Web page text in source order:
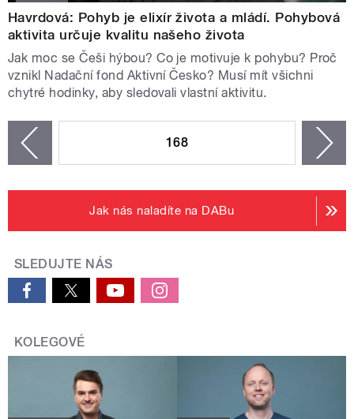
Havrdová: Pohyb je elixír života a mládí. Pohybová
aktivita určuje kvalitu našeho života
Jak moc se Češi hýbou? Co je motivuje k pohybu? Proč
vznikl Nadační fond Aktivní Česko? Musí mít všichni
chytré hodinky, aby sledovali vlastní aktivitu.
168
Jak nás naladíte na DABu
SLEDUJTE NÁS
KOLEGOVÉ